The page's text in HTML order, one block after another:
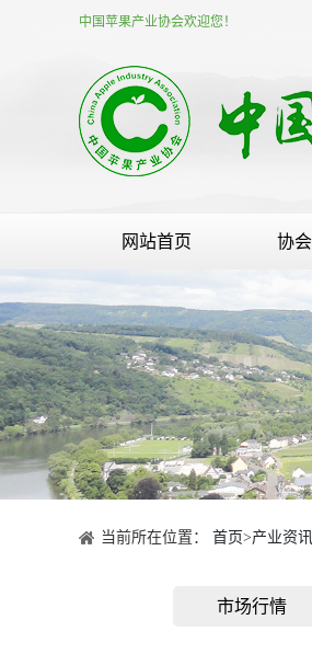
中国苹果产业协会欢迎您！
网站首页 协
当前所在位置： 首页>产业资讯
市场行情